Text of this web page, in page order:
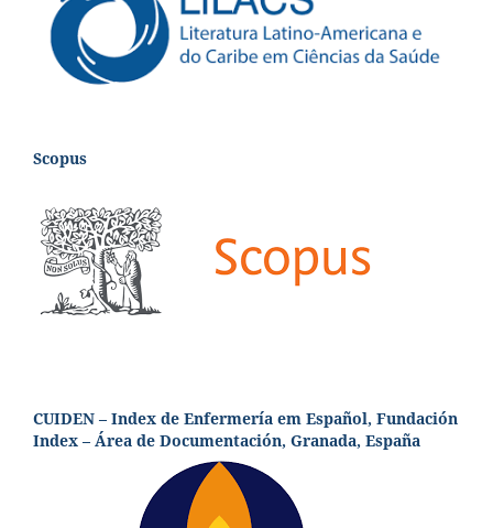
Scopus
CUIDEN – Index de Enfermería em Español, Fundación
Index – Área de Documentación, Granada, España